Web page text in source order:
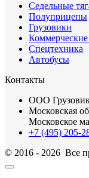
Седельные
Полуприцепы
Грузовики
Коммерческие
Спецтехника
Автобусы
Контакты
ООО
Московская
Московское
+7 (495) 205-
© 2016 - 2026 Все